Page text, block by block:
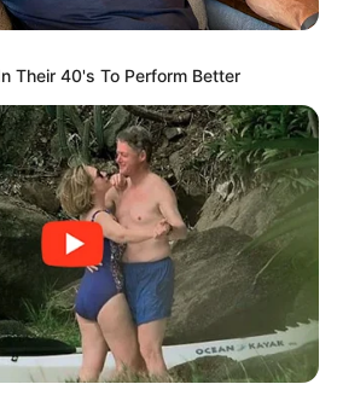
khatha/9BW7zW
เกณฑ์ได้ที่ดิน อสังหาฯ ได้รับทรัพย์
อ.คฑา ชินบัญชร ดูดวงราศี ทำนาย มีโชค
Their 40's To Perform Better